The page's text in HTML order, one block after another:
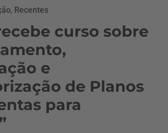
, Recentes
curso sobre
e
de Planos
para